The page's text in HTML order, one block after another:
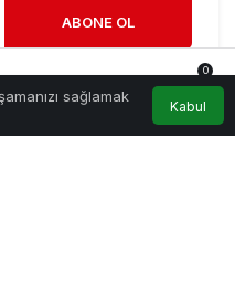
ABONE OL
sağlamak
Kabul
Hesabım Bildirimler
0